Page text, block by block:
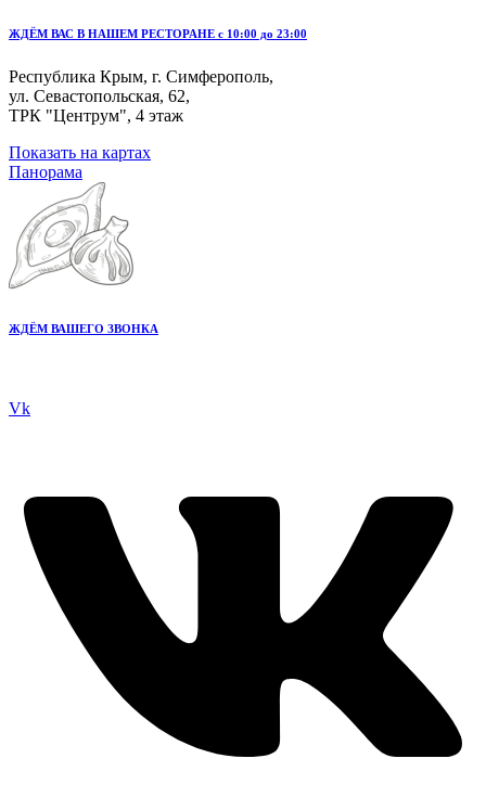
ЖДЁМ ВАС В НАШЕМ РЕСТОРАНЕ с 10:00 до 23:00
Республика Крым, г. Симферополь,
ул. Севастопольская, 62,
ТРК "Центрум", 4 этаж
Показать на картах
Панорама
ЖДЁМ ВАШЕГО ЗВОНКА
Vk